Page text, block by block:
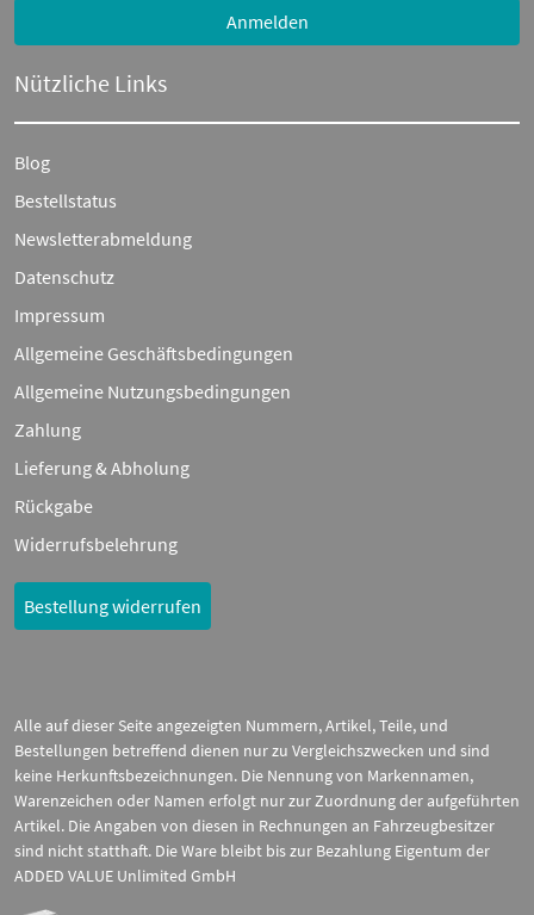
Anmelden
Nützliche Links
Blog
Bestellstatus
Newsletterabmeldung
Datenschutz
Impressum
Allgemeine Geschäftsbedingungen
Allgemeine Nutzungsbedingungen
Zahlung
Lieferung & Abholung
Rückgabe
Widerrufsbelehrung
Bestellung widerrufen
Alle auf dieser Seite angezeigten Nummern, Artikel, Teile, und
Bestellungen betreffend dienen nur zu Vergleichszwecken und sind
keine Herkunftsbezeichnungen. Die Nennung von Markennamen,
Warenzeichen oder Namen erfolgt nur zur Zuordnung der aufgeführten
Artikel. Die Angaben von diesen in Rechnungen an Fahrzeugbesitzer
sind nicht statthaft. Die Ware bleibt bis zur Bezahlung Eigentum der
ADDED VALUE Unlimited GmbH